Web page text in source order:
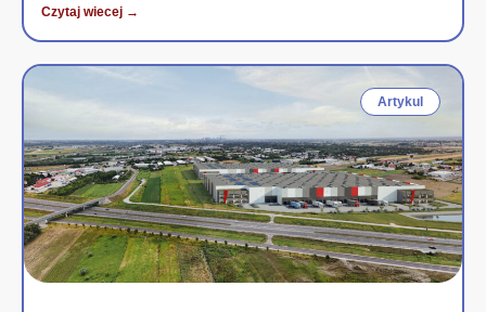
Czytaj wiecej →
Artykul